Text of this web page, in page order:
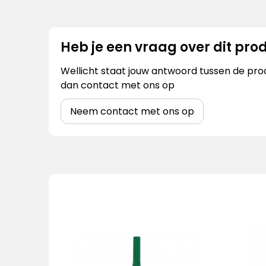
Heb je een vraag over dit
Wellicht staat jouw antwoord tussen de
dan contact met ons op
Neem contact met ons op